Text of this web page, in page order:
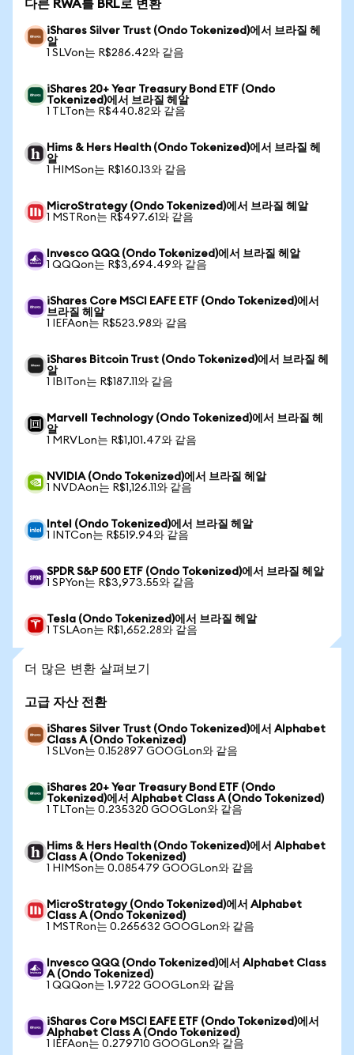
다른 RWA를 BRL로 변환
iShares Silver Trust (Ondo Tokenized)에서 브라질 헤
알
1 SLVon는 R$286.42와 같음
iShares 20+ Year Treasury Bond ETF (Ondo
Tokenized)에서 브라질 헤알
1 TLTon는 R$440.82와 같음
Hims & Hers Health (Ondo Tokenized)에서 브라질 헤
알
1 HIMSon는 R$160.13와 같음
MicroStrategy (Ondo Tokenized)에서 브라질 헤알
1 MSTRon는 R$497.61와 같음
Invesco QQQ (Ondo Tokenized)에서 브라질 헤알
1 QQQon는 R$3,694.49와 같음
iShares Core MSCI EAFE ETF (Ondo Tokenized)에서
브라질 헤알
1 IEFAon는 R$523.98와 같음
iShares Bitcoin Trust (Ondo Tokenized)에서 브라질 헤
알
1 IBITon는 R$187.11와 같음
Marvell Technology (Ondo Tokenized)에서 브라질 헤
알
1 MRVLon는 R$1,101.47와 같음
NVIDIA (Ondo Tokenized)에서 브라질 헤알
1 NVDAon는 R$1,126.11와 같음
Intel (Ondo Tokenized)에서 브라질 헤알
1 INTCon는 R$519.94와 같음
SPDR S&P 500 ETF (Ondo Tokenized)에서 브라질 헤알
1 SPYon는 R$3,973.55와 같음
Tesla (Ondo Tokenized)에서 브라질 헤알
1 TSLAon는 R$1,652.28와 같음
더 많은 변환 살펴보기
고급 자산 전환
iShares Silver Trust (Ondo Tokenized)에서 Alphabet
Class A (Ondo Tokenized)
1 SLVon는 0.152897 GOOGLon와 같음
iShares 20+ Year Treasury Bond ETF (Ondo
Tokenized)에서 Alphabet Class A (Ondo Tokenized)
1 TLTon는 0.235320 GOOGLon와 같음
Hims & Hers Health (Ondo Tokenized)에서 Alphabet
Class A (Ondo Tokenized)
1 HIMSon는 0.085479 GOOGLon와 같음
MicroStrategy (Ondo Tokenized)에서 Alphabet
Class A (Ondo Tokenized)
1 MSTRon는 0.265632 GOOGLon와 같음
Invesco QQQ (Ondo Tokenized)에서 Alphabet Class
A (Ondo Tokenized)
1 QQQon는 1.9722 GOOGLon와 같음
iShares Core MSCI EAFE ETF (Ondo Tokenized)에서
Alphabet Class A (Ondo Tokenized)
1 IEFAon는 0.279710 GOOGLon와 같음